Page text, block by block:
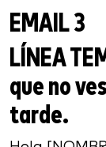
EMAIL 3
LÍNEA
que no
tarde.